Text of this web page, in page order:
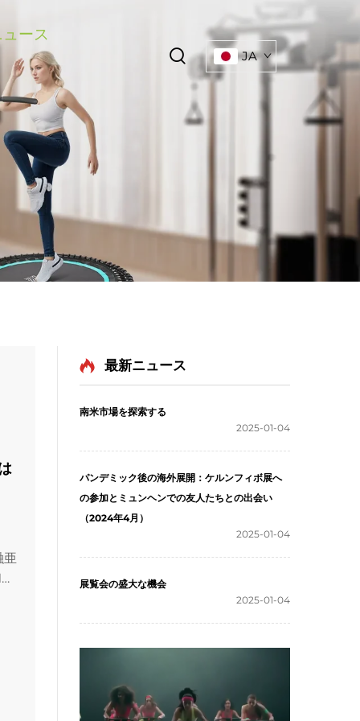
ース
JA
亜
最新ニュース
南米市場を探索する
2025-01-04
パンデミック後の海外展開：ケルンフィボ展へ
の参加とミュンヘンでの友人たちとの出会い
（2024年4月）
2025-01-04
展覧会の盛大な機会
2025-01-04